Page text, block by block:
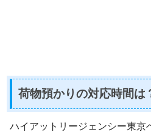
荷物預かりの対応時間は
ハイアットリージェンシー東京